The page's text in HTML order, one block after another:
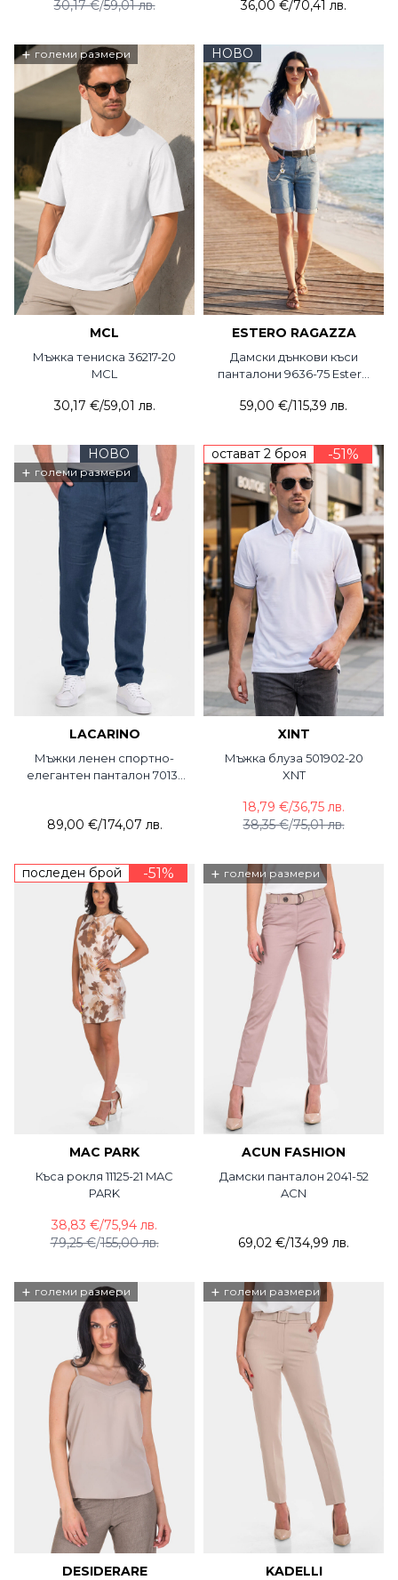
30,17 €/59,01 лв. 36,00 €/70,41 лв.
+ големи размери
MCL
Мъжка тениска 36217-20
MCL
30,17 €/59,01 лв.
НОВО
ESTERO RAGAZZA
Дамски дънкови къси
панталони 9636-75 Estero
59,00 €/115,39 лв.
НОВО
+ големи размери
LACARINO
Мъжки ленен спортно-
елегантен панталон 7013-
89,00 €/174,07 лв.
остават 2 броя -51%
XINT
Мъжка блуза 501902-20
XNT
38,35 €/75,01 лв.
18,79 €/36,75 лв.
последен брой -51%
MAC PARK
Къса рокля 11125-21 MAC
PARK
79,25 €/155,00 лв.
38,83 €/75,94 лв.
+ големи размери
ACUN FASHION
Дамски панталон 2041-52
ACN
69,02 €/134,99 лв.
+ големи размери
DESIDERARE
+ големи размери
KADELLI